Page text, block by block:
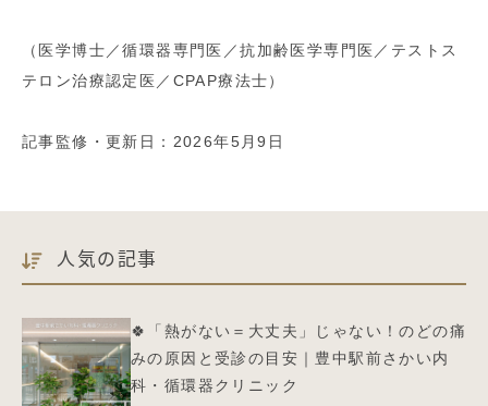
（医学博士／循環器専門医／抗加齢医学専門医／テストス
テロン治療認定医／CPAP療法士）
記事監修・更新日：2026年5月9日
人気の記事
🍀「熱がない＝大丈夫」じゃない！のどの痛
みの原因と受診の目安｜豊中駅前さかい内
科・循環器クリニック